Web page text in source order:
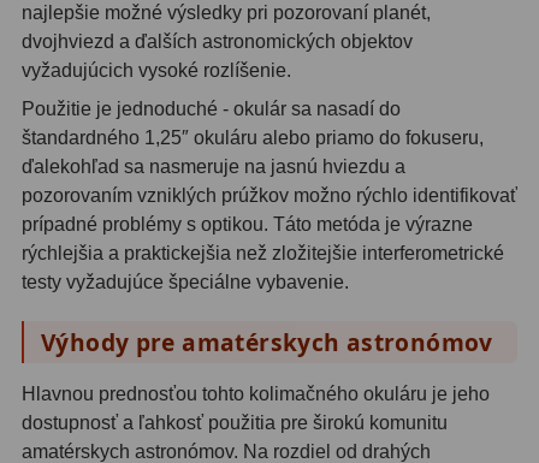
Diagonálne hranoly7
Amici hranoly 45°11
Amici hranoly 90°7
Astrofotografia306
Planetárne kamery19
Deep-Sky kamery28
Guiding kamery
Adaptéry projekční11
najlepšie možné výsledky pri pozorovaní planét,
dvojhviezd a ďalších astronomických objektov
vyžadujúcich vysoké rozlíšenie.
Použitie je jednoduché - okulár sa nasadí do
štandardného 1,25″ okuláru alebo priamo do fokuseru,
ďalekohľad sa nasmeruje na jasnú hviezdu a
pozorovaním vzniklých prúžkov možno rýchlo identifikovať
prípadné problémy s optikou. Táto metóda je výrazne
rýchlejšia a praktickejšia než zložitejšie interferometrické
testy vyžadujúce špeciálne vybavenie.
Výhody pre amatérskych astronómov
Hlavnou prednosťou tohto kolimačného okuláru je jeho
dostupnosť a ľahkosť použitia pre širokú komunitu
amatérskych astronómov. Na rozdiel od drahých